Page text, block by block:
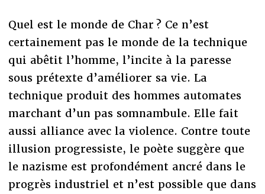
Quel est le monde de Char ? Ce n’est
certainement pas le monde de la technique
qui abêtit l’homme, l’incite à la paresse
sous prétexte d’améliorer sa vie. La
technique produit des hommes automates
marchant d’un pas somnambule. Elle fait
aussi alliance avec la violence. Contre toute
illusion progressiste, le poète suggère que
le nazisme est profondément ancré dans le
progrès industriel et n’est possible que dans